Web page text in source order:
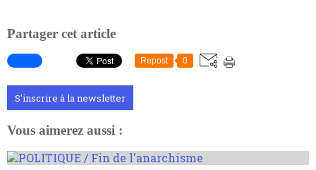
Partager cet article
Repost 0
S'inscrire à la newsletter
Vous aimerez aussi :